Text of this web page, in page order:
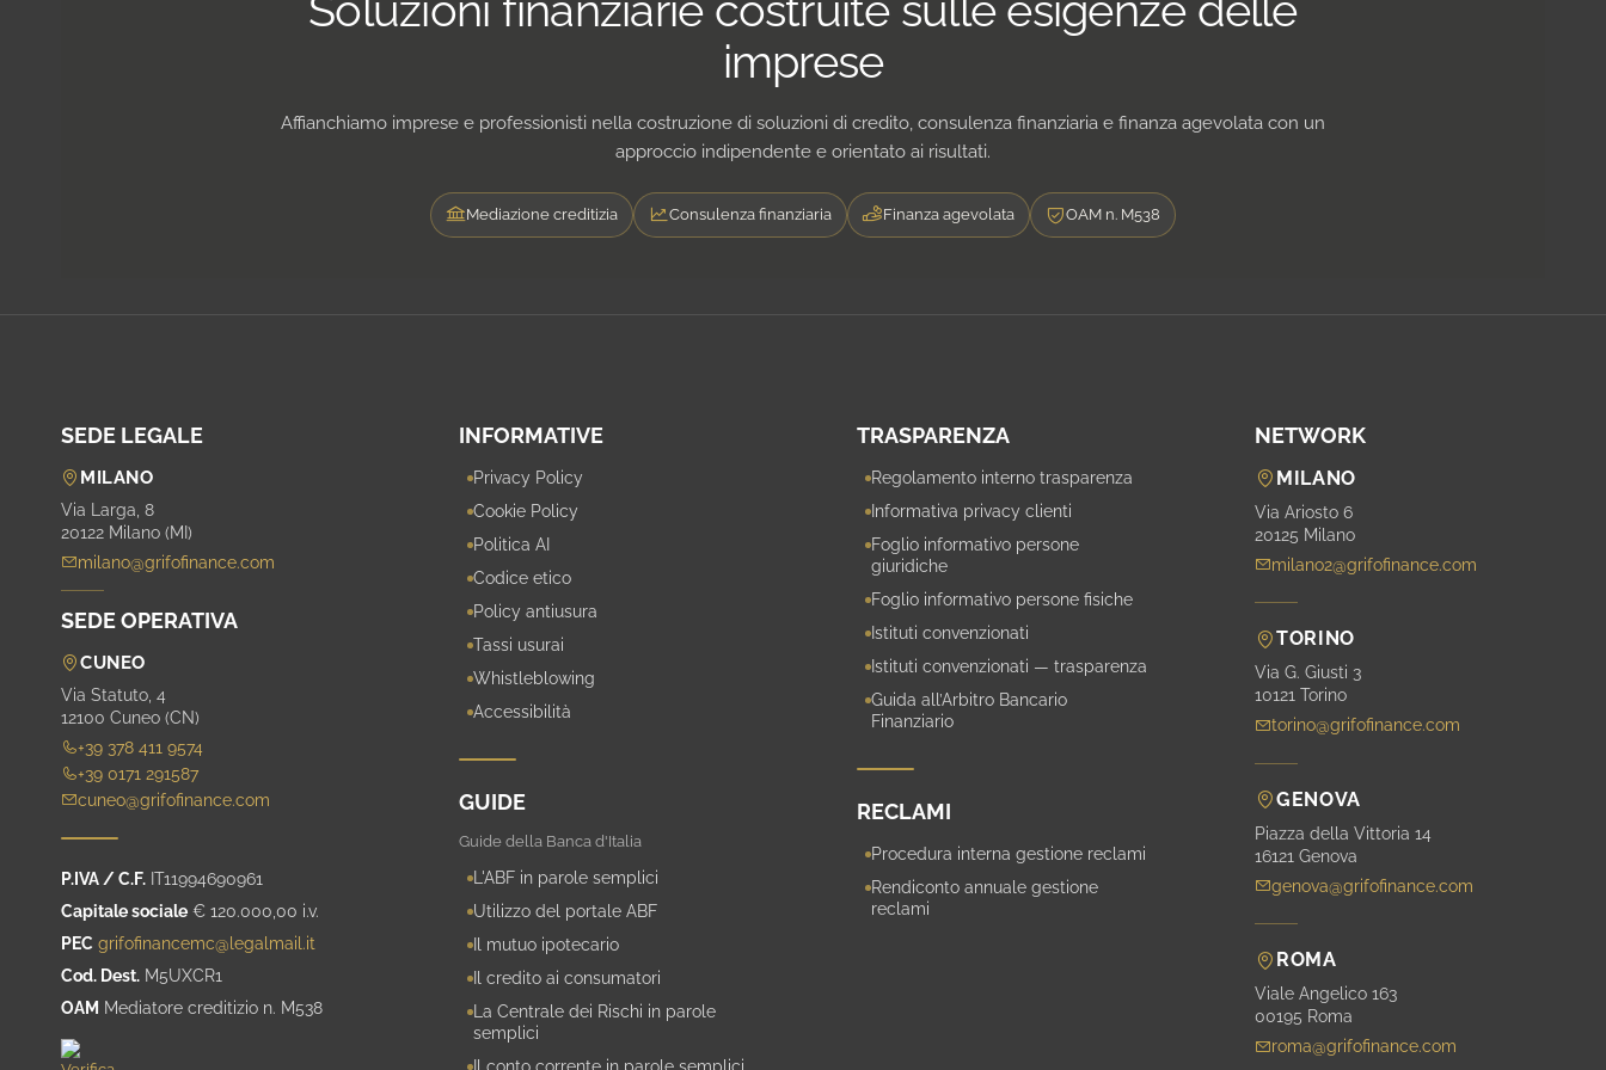
imprese
Affianchiamo imprese e professionisti nella costruzione di soluzioni di credito, consulenza finanziaria e finanza agevolata con un
approccio indipendente e orientato ai risultati.
Mediazione creditizia Consulenza finanziaria Finanza agevolata OAM n. M538
SEDE LEGALE
MILANO
Via Larga, 8
20122 Milano (MI)
milano@grifofinance.com
SEDE OPERATIVA
CUNEO
Via Statuto, 4
12100 Cuneo (CN)
+39 378 411 9574
+39 0171 291587
cuneo@grifofinance.com
P.IVA / C.F. IT11994690961
Capitale sociale € 120.000,00 i.v.
PEC grifofinancemc@legalmail.it
Cod. Dest. M5UXCR1
OAM Mediatore creditizio n. M538
INFORMATIVE
Privacy Policy
Cookie Policy
Politica AI
Codice etico
Policy antiusura
Tassi usurai
Whistleblowing
Accessibilità
GUIDE
Guide della Banca d'Italia
L'ABF in parole semplici
Utilizzo del portale ABF
Il mutuo ipotecario
Il credito ai consumatori
La Centrale dei Rischi in parole
semplici
Il conto corrente in parole semplici
TRASPARENZA
Regolamento interno trasparenza
Informativa privacy clienti
Foglio informativo persone
giuridiche
Foglio informativo persone fisiche
Istituti convenzionati
Istituti convenzionati — trasparenza
Guida all’Arbitro Bancario
Finanziario
RECLAMI
Procedura interna gestione reclami
Rendiconto annuale gestione
reclami
NETWORK
MILANO
Via Ariosto 6
20125 Milano
milano2@grifofinance.com
TORINO
Via G. Giusti 3
10121 Torino
torino@grifofinance.com
GENOVA
Piazza della Vittoria 14
16121 Genova
genova@grifofinance.com
ROMA
Viale Angelico 163
00195 Roma
roma@grifofinance.com